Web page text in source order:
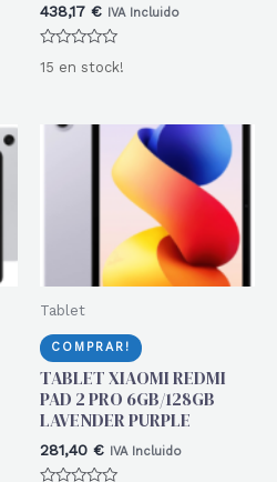
438,17 € IVA Incluido
con
15 en stock!
Tablet
COMPRAR!
TABLET XIAOMI REDMI
PAD 2 PRO 6GB/128GB
LAVENDER PURPLE
281,40 € IVA Incluido